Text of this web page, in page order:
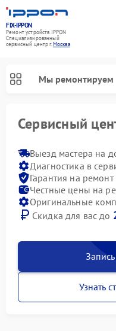
FIX-IPPON
Ремонт устройств IPPON
Специализированный
cервисный центр г.Москва
Мы ремонтируем
Сервисный
Выезд мастера на
Диагностика в
Гарантия на
Честные цены на
Оригинальные
Скидка для вас до
Узнать